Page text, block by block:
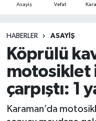
Asayiş Vefat
HABERLER ASAYIŞ
Köprülü
motosiklet
çarpıştı: 1
Karaman’da
Ulusal Haberler
Vefat Edenler